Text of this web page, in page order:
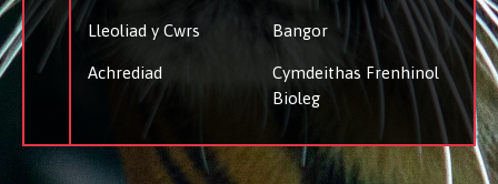
Lleoliad y Cwrs Bangor
Achrediad
Cymdeithas Frenhinol
Bioleg